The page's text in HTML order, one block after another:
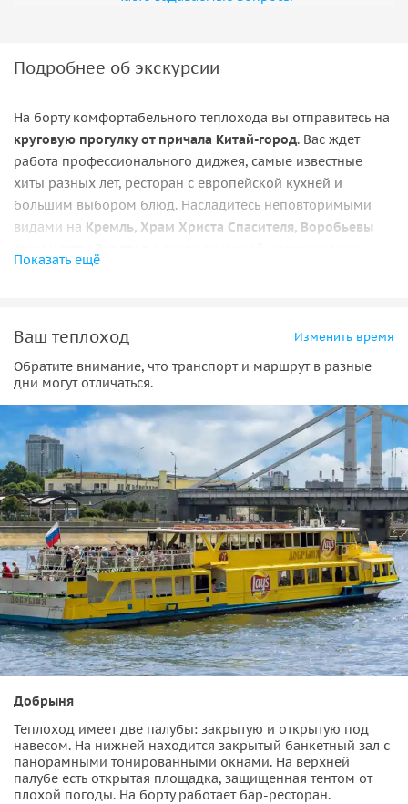
Подробнее об экскурсии
На борту комфортабельного теплохода вы отправитесь на
круговую прогулку от причала Китай-город. Вас ждет
работа профессионального диджея, самые известные
хиты разных лет, ресторан с европейской кухней и
большим выбором блюд. Насладитесь неповторимыми
видами на Кремль, Храм Христа Спасителя, Воробьевы
картофелем); • сок, вода (на выбор); • рахат-лукум.
Меню ланча (теплоходы Москва, Снегири):• аппетитная
1/4 пиццы (26 см.); • чай черный или зеленый (0.3).
Показать ещё
Ваш теплоход Изменить время
Обратите внимание, что транспорт и маршрут в разные
дни могут отличаться.
Добрыня
Теплоход имеет две палубы: закрытую и открытую под
навесом. На нижней находится закрытый банкетный зал с
панорамными тонированными окнами. На верхней
палубе есть открытая площадка, защищенная тентом от
плохой погоды. На борту работает бар-ресторан.